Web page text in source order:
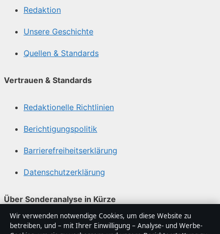
Redaktion
Unsere Geschichte
Quellen & Standards
Vertrauen & Standards
Redaktionelle Richtlinien
Berichtigungspolitik
Barrierefreiheitserklärung
Datenschutzerklärung
Über Sonderanalyse in Kürze
Sonderanalyse ist ein unabhängiger digitaler
Wir verwenden notwendige Cookies, um diese Website zu
betreiben, und – mit Ihrer Einwilligung – Analyse- und Werbe-